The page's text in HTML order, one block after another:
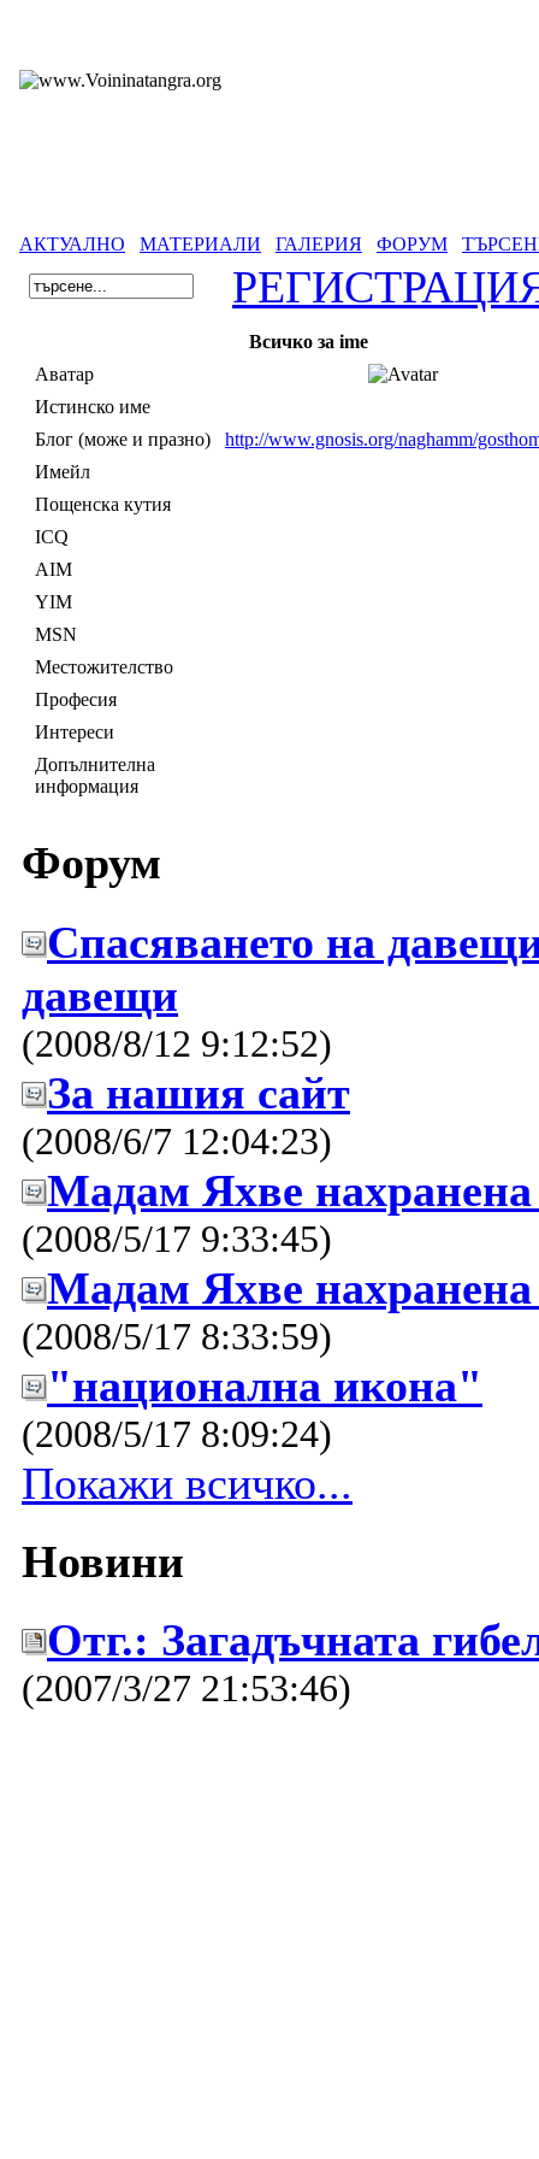
АКТУАЛНО МАТЕРИАЛИ ГАЛЕРИЯ ФОРУМ
Всичко за ime
Аватар
Истинско име
Блог (може и празно)
http://www.gnosis.org/naghamm/
Имейл
Пощенска кутия
ICQ
AIM
YIM
MSN
Местожителство
Професия
Интереси
Допълнителна
информация
Форум
Спасяването на
давещи
(2008/8/12 9:12:52)
За нашия сайт
(2008/6/7 12:04:23)
Мадам Яхве
(2008/5/17 9:33:45)
Мадам Яхве
(2008/5/17 8:33:59)
"национална икона"
(2008/5/17 8:09:24)
Покажи всичко...
Новини
Отг.: Загадъчната
(2007/3/27 21:53:46)